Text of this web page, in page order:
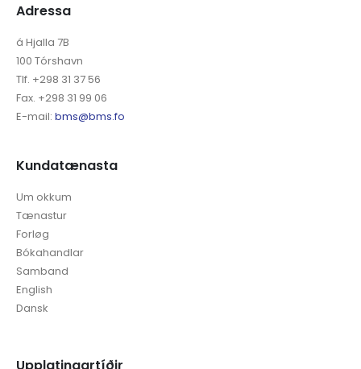
Adressa
á Hjalla 7B
100 Tórshavn
Tlf. +298 31 37 56
Fax. +298 31 99 06
E-mail: bms@bms.fo
Kundatænasta
Um okkum
Tænastur
Forløg
Bókahandlar
Samband
English
Dansk
Upplatingartíðir